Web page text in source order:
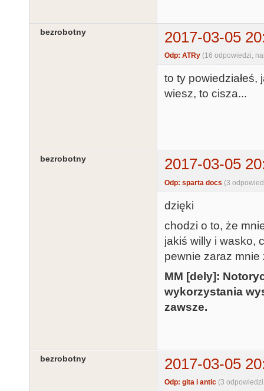
bezrobotny 2017-03-05
Odp: ATRy (16 odpowiedzi,
to ty powiedziałeś,
wiesz, to cisza...
bezrobotny 2017-03-05
Odp: sparta docs (3
dzięki
chodzi o to, że
jakiś willy i wasko,
pewnie zaraz
MM [dely]:
wykorzystania
zawsze.
bezrobotny 2017-03-05
Odp: gita i antic (3